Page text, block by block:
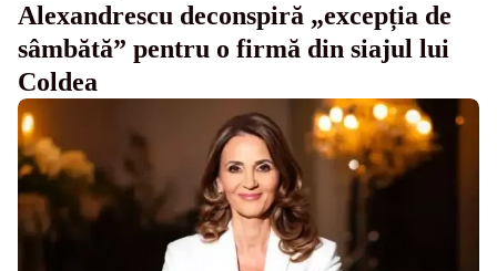
Alexandrescu deconspiră „excepția de
sâmbătă” pentru o firmă din siajul lui
Coldea